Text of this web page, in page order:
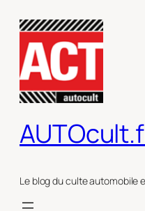
contenu
Le blog du culte automobile